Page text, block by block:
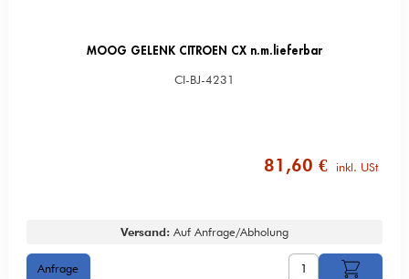
MOOG GELENK CITROEN CX n.m.lieferbar
CI-BJ-4231
81,60 € inkl. USt
Versand: Auf Anfrage/Abholung